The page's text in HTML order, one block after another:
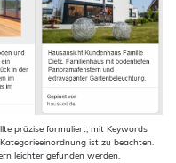
präzise formuliert, mit Keywords
ist zu beachten.
leichter gefunden werden.